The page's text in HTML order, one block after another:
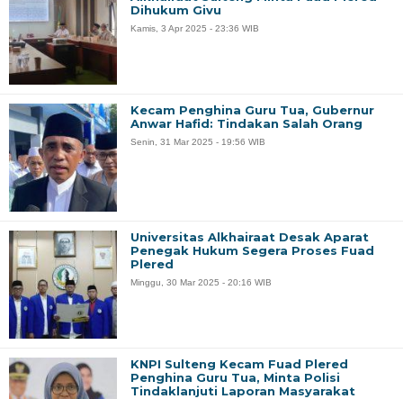
Dihukum Givu
Kamis, 3 Apr 2025 - 23:36 WIB
Kecam Penghina Guru Tua, Gubernur
Anwar Hafid: Tindakan Salah Orang
Senin, 31 Mar 2025 - 19:56 WIB
Universitas Alkhairaat Desak Aparat
Penegak Hukum Segera Proses Fuad
Plered
Minggu, 30 Mar 2025 - 20:16 WIB
KNPI Sulteng Kecam Fuad Plered
Penghina Guru Tua, Minta Polisi
Tindaklanjuti Laporan Masyarakat